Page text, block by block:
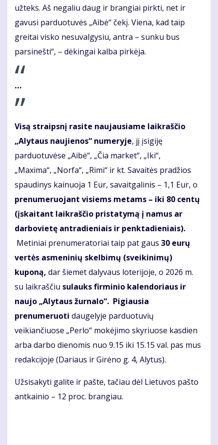
užteks. Aš negaliu daug ir brangiai pirkti, net ir
gavusi parduotuvės „Aibė“ čekį. Viena, kad taip
greitai visko nesuvalgysiu, antra – sunku bus
parsinešti“, – dėkingai kalba pirkėja.
...
Visą straipsnį rasite naujausiame laikraščio
„Alytaus naujienos“ numeryje, jį įsigiję
parduotuvėse „Aibė“, „Čia market“, „Iki“,
„Maxima“, „Norfa“, „Rimi“ ir kt. Savaitės pradžios
spaudinys kainuoja 1 Eur, savaitgalinis – 1,1 Eur, o
prenumeruojant visiems metams – iki 80 centų
(įskaitant laikraščio pristatymą į namus ar
darbovietę antradieniais ir penktadieniais).
Metiniai prenumeratoriai taip pat gaus 30 eurų
vertės asmeninių skelbimų (sveikinimų)
kuponą, dar šiemet dalyvaus loterijoje, o 2026 m.
su laikraščiu sulauks firminio kalendoriaus ir
naujo „Alytaus žurnalo“. Pigiausia
prenumeruoti daugelyje parduotuvių
veikiančiuose „Perlo“ mokėjimo skyriuose kasdien
arba darbo dienomis nuo 9.15 iki 15.15 val. pas mus
redakcijoje (Dariaus ir Girėno g. 4, Alytus).
Užsisakyti galite ir pašte, tačiau dėl Lietuvos pašto
antkainio – 12 proc. brangiau.